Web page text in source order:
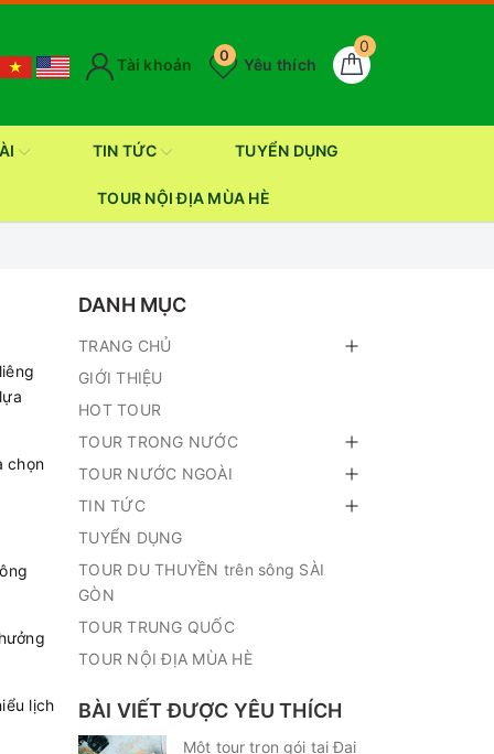
0
Yêu thích
0
Tài khoản
TIN TỨC TUYỂN DỤNG
TOUR NỘI ĐỊA MÙA HÈ
chọn
lịch
DANH MỤC
TRANG CHỦ
GIỚI THIỆU
HOT TOUR
TOUR TRONG NƯỚC
TOUR NƯỚC NGOÀI
TIN TỨC
TUYỂN DỤNG
TOUR DU THUYỀN trên sông SÀI
GÒN
TOUR TRUNG QUỐC
TOUR NỘI ĐỊA MÙA HÈ
BÀI VIẾT ĐƯỢC YÊU THÍCH
Một tour trọn gói tại Đại